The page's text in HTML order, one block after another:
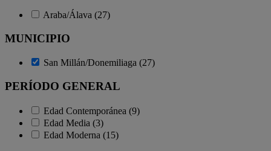
Araba/Álava (27)
MUNICIPIO
San Millán/Donemiliaga (27)
PERÍODO GENERAL
Edad Contemporánea (9)
Edad Media (3)
Edad Moderna (15)